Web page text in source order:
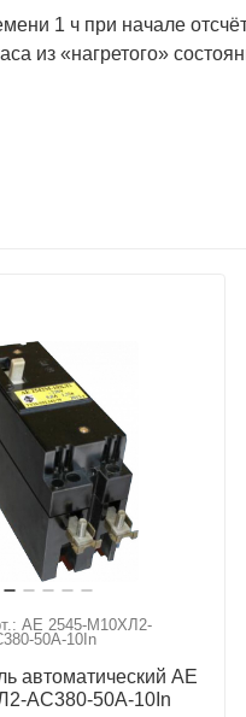
1 ч при начале
из «нагретого»
АЕ 2545-М10ХЛ2-
50А-10In
автоматический АЕ
AC380-50А-10In